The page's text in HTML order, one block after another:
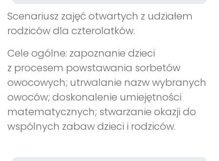
Scenariusz zajęć otwartych z udziałem
rodziców dla czterolatków.
Cele ogólne: zapoznanie dzieci
z procesem powstawania sorbetów
owocowych; utrwalanie nazw wybranych
owoców; doskonalenie umiejętności
matematycznych; stwarzanie okazji do
wspólnych zabaw dzieci i rodziców.